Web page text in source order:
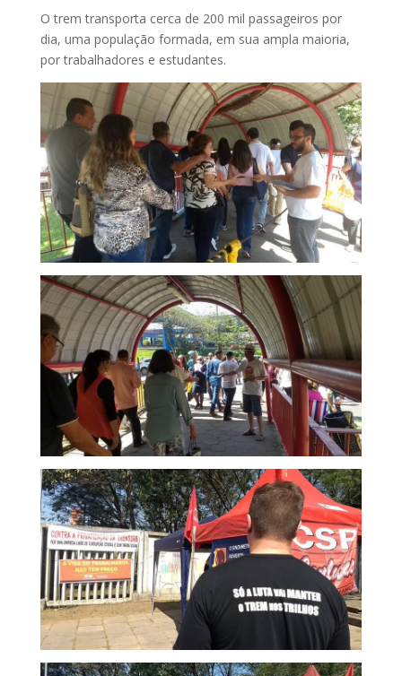
O trem transporta cerca de 200 mil passageiros por
dia, uma população formada, em sua ampla maioria,
por trabalhadores e estudantes.